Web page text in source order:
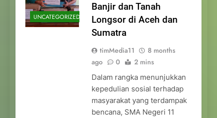
UNCATEGORIZED
Banjir dan Tanah
Longsor di Aceh dan
Sumatra
timMedia11
8 months
ago
0 2 mins
Dalam rangka menunjukkan
kepedulian sosial terhadap
masyarakat yang terdampak
bencana, SMA Negeri 11